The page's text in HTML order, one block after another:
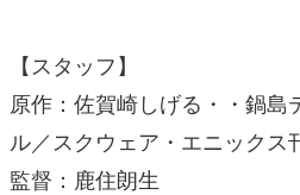
【スタッフ】
原作：佐賀崎しげる・・鍋島
ル／スクウェア・エニックス
監督：鹿住朗生